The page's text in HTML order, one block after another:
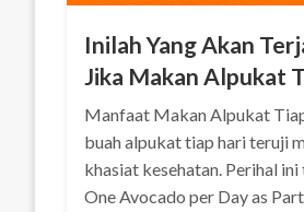
Inilah Yang Akan
Jika Makan Alpukat
Manfaat Makan Alpukat
buah alpukat tiap hari teruji
khasiat kesehatan. Perihal
One Avocado per Day as